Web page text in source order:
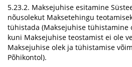
5.23.2. Maksejuhise esitamine
nõusolekut Maksetehingu
tühistada (Maksejuhise tühistamine
kuni Maksejuhise teostamist ei ole
Maksejuhise olek ja tühistamise
Põhikontol).